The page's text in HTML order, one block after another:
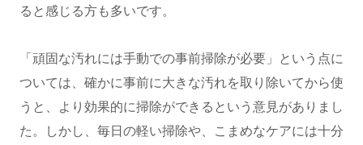
ると感じる方も多いです。
「頑固な汚れには手動での事前掃除が必要」という点に
ついては、確かに事前に大きな汚れを取り除いてから使
うと、より効果的に掃除ができるという意見がありまし
た。しかし、毎日の軽い掃除や、こまめなケアには十分